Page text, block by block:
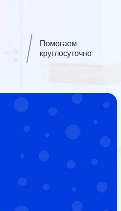
Помогаем
круглосуточно